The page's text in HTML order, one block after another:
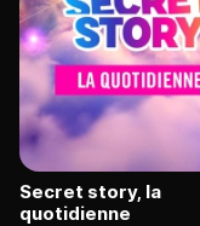
Secret story, la
quotidienne